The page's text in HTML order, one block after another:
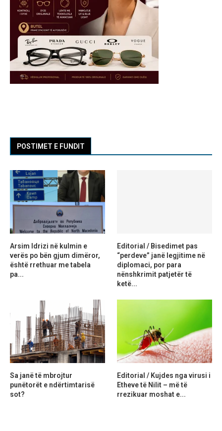
POSTIMET E FUNDIT
Arsim Idrizi në kulmin e
verës po bën gjum dimëror,
është rrethuar me tabela
pa...
Editorial / Bisedimet pas
“perdeve” janë legjitime në
diplomaci, por para
nënshkrimit patjetër të
ketë...
Sa janë të mbrojtur
punëtorët e ndërtimtarisë
sot?
Editorial / Kujdes nga virusi i
Etheve të Nilit – më të
rrezikuar moshat e...